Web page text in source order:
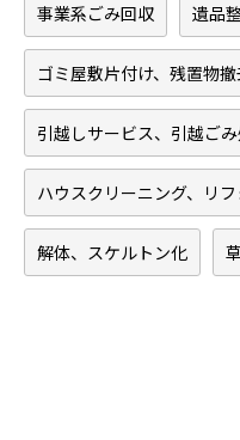
事業系ごみ回収 遺品
ゴミ屋敷片付け、残置物撤
引越しサービス、引越ご
ハウスクリーニング、リ
解体、スケルトン化